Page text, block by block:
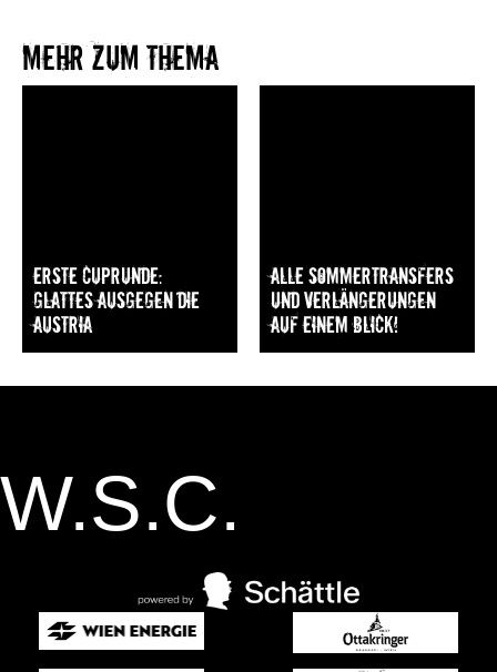
Mehr zum Thema​
Erste Cuprunde:
Glattes Ausgegen die
Austria
Alle Sommertransfers
und Verlängerungen
auf einem Blick!
W.S.C.